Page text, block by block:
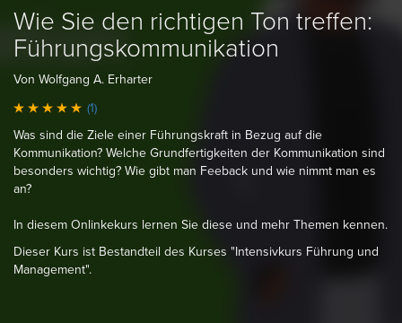
Wie Sie den richtigen Ton treffen:
Führungskommunikation
Von Wolfgang A. Erharter
(1)
Was sind die Ziele einer Führungskraft in Bezug auf die
Kommunikation? Welche Grundfertigkeiten der Kommunikation sind
besonders wichtig? Wie gibt man Feeback und wie nimmt man es
an?
In diesem Onlinkekurs lernen Sie diese und mehr Themen kennen.
Dieser Kurs ist Bestandteil des Kurses "Intensivkurs Führung und
Management".